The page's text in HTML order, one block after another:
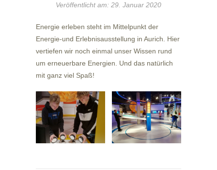
Veröffentlicht am: 29. Januar 2020
Energie erleben steht im Mittelpunkt der
Energie-und Erlebnisausstellung in Aurich. Hier
vertiefen wir noch einmal unser Wissen rund
um erneuerbare Energien. Und das natürlich
mit ganz viel Spaß!